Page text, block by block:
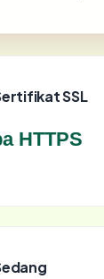
SSL
HTTPS